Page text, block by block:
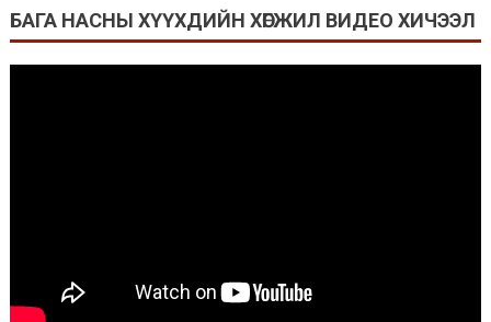
БАГА НАСНЫ ХҮҮХДИЙН ХӨГЖИЛ ВИДЕО ХИЧЭЭЛ